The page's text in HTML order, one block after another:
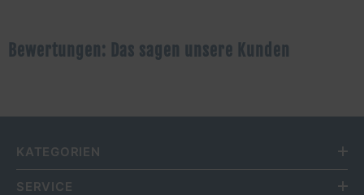
Bewertungen: Das sagen unsere Kunden
KATEGORIEN
SERVICE